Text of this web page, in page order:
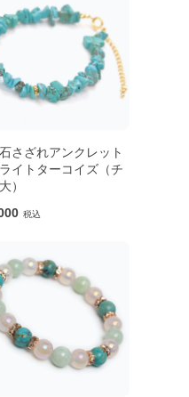
さざれアンクレット
イトターコイズ（チ
）